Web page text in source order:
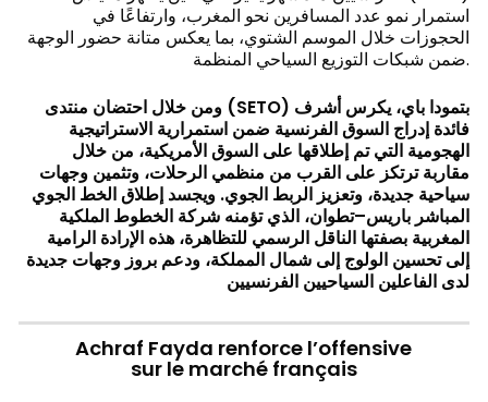
استمرار نمو عدد المسافرين نحو المغرب، وارتفاعًا في
الحجوزات خلال الموسم الشتوي، بما يعكس متانة حضور الوجهة
ضمن شبكات التوزيع السياحي المنظمة.
ومن خلال احتضان منتدى(SETO) بتمودا باي، يكرس أشرف
فائدة إدراج السوق الفرنسية ضمن استمرارية الاستراتيجية
الهجومية التي تم إطلاقها على السوق الأمريكية، من خلال
مقاربة ترتكز على القرب من منظمي الرحلات، وتثمين وجهات
سياحية جديدة، وتعزيز الربط الجوي. ويجسد إطلاق الخط الجوي
المباشر باريس–تطوان، الذي تؤمنه شركة الخطوط الملكية
المغربية بصفتها الناقل الرسمي للتظاهرة، هذه الإرادة الرامية
إلى تحسين الولوج إلى شمال المملكة، ودعم بروز وجهات جديدة
لدى الفاعلين السياحيين الفرنسيين
Achraf Fayda renforce l’offensive
sur le marché français